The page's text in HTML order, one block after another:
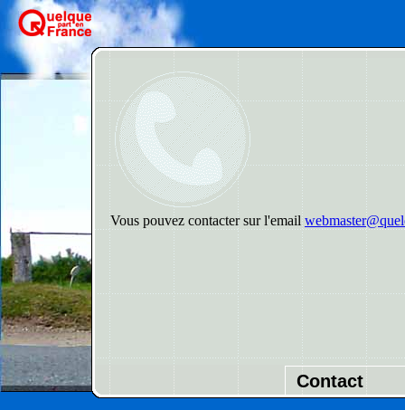
Vous pouvez contacter sur l'email
Contact